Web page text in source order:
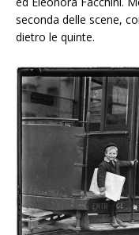
seconda delle scene,
dietro le quinte.